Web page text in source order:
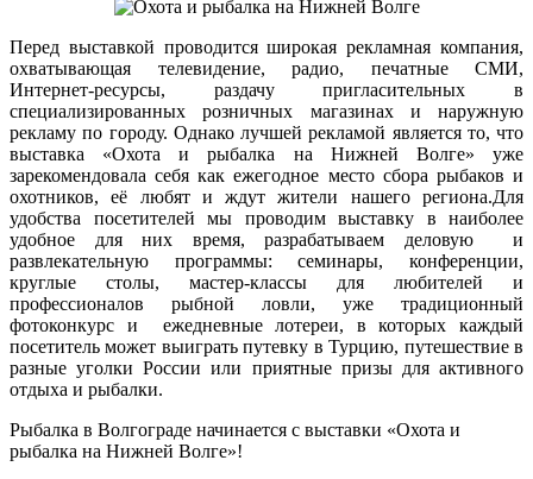
Перед выставкой проводится широкая рекламная компания,
охватывающая телевидение, радио, печатные СМИ,
Интернет-ресурсы, раздачу пригласительных в
специализированных розничных магазинах и наружную
рекламу по городу. Однако лучшей рекламой является то, что
выставка «Охота и рыбалка на Нижней Волге» уже
зарекомендовала себя как ежегодное место сбора рыбаков и
охотников, её любят и ждут жители нашего региона.Для
удобства посетителей мы проводим выставку в наиболее
удобное для них время, разрабатываем деловую и
развлекательную программы: семинары, конференции,
круглые столы, мастер-классы для любителей и
профессионалов рыбной ловли, уже традиционный
фотоконкурс и ежедневные лотереи, в которых каждый
посетитель может выиграть путевку в Турцию, путешествие в
разные уголки России или приятные призы для активного
отдыха и рыбалки.
Рыбалка в Волгограде начинается с выставки «Охота и
рыбалка на Нижней Волге»!